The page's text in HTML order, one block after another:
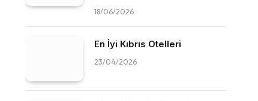
18/06/2026
En İyi Kıbrıs Otelleri
23/04/2026